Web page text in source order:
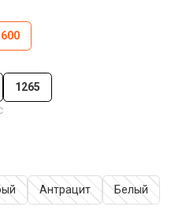
600
1265
Антрацит Белый